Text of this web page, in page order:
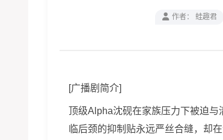
作者： 蛙趣君
[广播剧简介]
顶级Alpha沈砚在家族压力下被迫
临后颈的抑制贴永远严丝合缝，却